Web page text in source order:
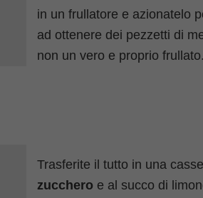
Trasferite il tutto in una
zucchero e al succo di